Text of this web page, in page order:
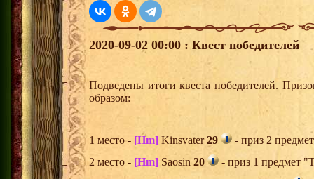
2020-09-02 00:00 : Квест победителей
Подведены итоги квеста победителей.
образом:
1 место - [Hm] Kinsvater29
- приз 2
2 место - [Hm] Saosin 20
- приз 1 предмет